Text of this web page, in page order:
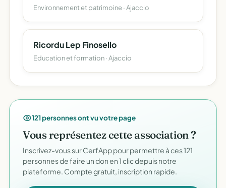
Environnement et patrimoine · Ajaccio
Ricordu Lep Finosello
Education et formation · Ajaccio
121 personnes ont vu votre page
Vous représentez cette association ?
Inscrivez-vous sur CerfApp pour permettre à ces 121
personnes de faire un don en 1 clic depuis notre
plateforme. Compte gratuit, inscription rapide.